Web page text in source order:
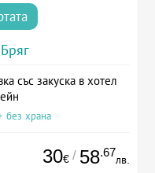
със закуска в хотел
без храна
30€ / 58.67
лв.